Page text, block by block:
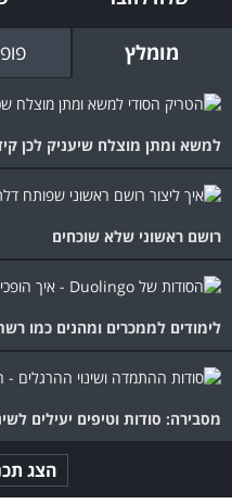
מומלץ
למשא ומתן מוצלח שיעניק לכן
רושם ראשוני שלא שוכחים
לימודים לממכרים ומהנים כמו
מסבירה: סודות וטיפים יעילים
הצג